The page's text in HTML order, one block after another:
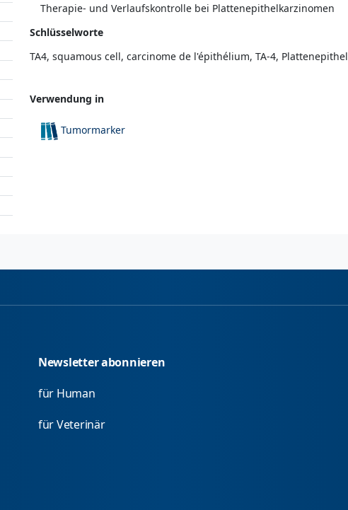
Therapie- und Verlaufskontrolle bei Plattenepithelkarzinomen
Schlüsselworte
TA4, squamous cell, carcinome de l'épithélium, TA-4, Plattenepithel
Verwendung in
Tumormarker
Newsletter abonnieren
für Human
für Veterinär